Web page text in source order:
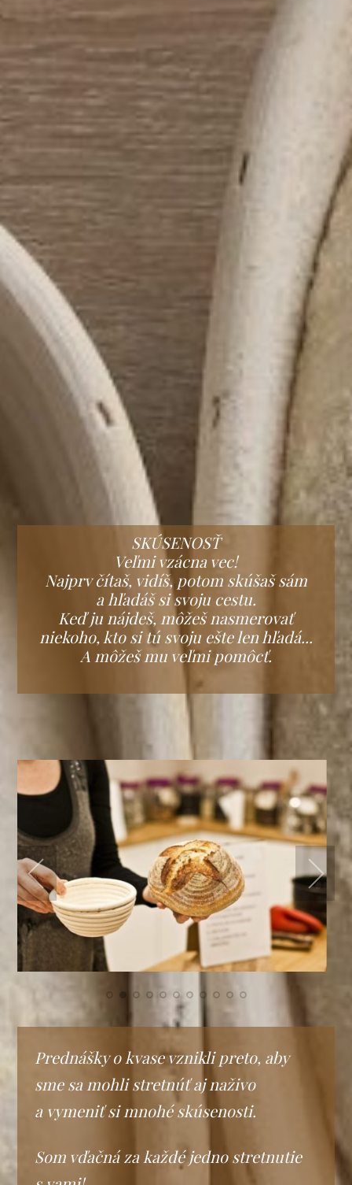
SKÚSENOSŤ
Veľmi vzácna vec!
Najprv čítaš, vidíš, potom skúšaš sám
a hľadáš si svoju cestu.
Keď ju nájdeš, môžeš nasmerovať
niekoho, kto si tú svoju ešte len hľadá...
A môžeš mu veľmi pomôcť.
Prednášky o kvase vznikli preto, aby
sme sa mohli stretnúť aj naživo
a vymeniť si mnohé skúsenosti.
Som vďačná za každé jedno stretnutie